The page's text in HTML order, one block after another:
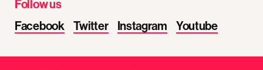
Follow us
Facebook
Twitter Instagram Youtube